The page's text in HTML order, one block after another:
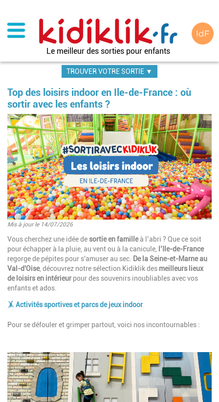
contenu
principal
Le meilleur des sorties pour enfants
TROUVER VOTRE SORTIE ▼
Top des loisirs indoor en Ile-de-France : où
sortir avec les enfants ?
Image
Mis à jour le 14/07/2026
Introduction
Vous cherchez une idée desortie en familleà l’abri ? Que ce soit
pour échapper à la pluie, au vent ou à la canicule,
l’Ile-de-France
regorge de pépites pour s'amuser au sec.
De la Seine-et-Marne au
Val-d'Oise, découvrez notre sélection Kidiklik des meilleurs lieux
de loisirs en intérieur pour des souvenirs inoubliables avec vos
enfants et ados.
Paragraphes
🤸 Activités sportives et parcs de jeux indoor
Description
Pour se défouler et grimper partout, voici nos incontournables :
Image